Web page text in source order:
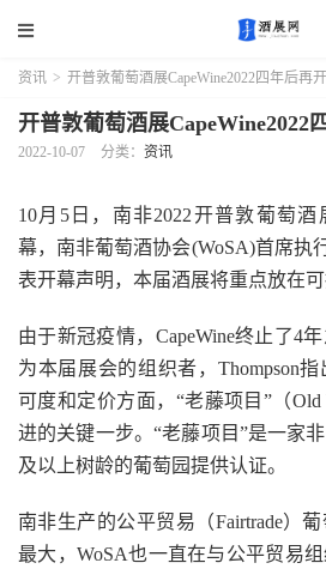
资讯 > 开普敦葡萄酒展CapeWine2022四年后再
开普敦葡萄酒展CapeWine2022
2022-10-07 分类： 资讯
10月5日，南非2022开普敦葡萄酒
幕，南非葡萄酒协会(WoSA)首席执
表开幕声明，本届酒展将重点放在可
由于新冠疫情，CapeWine终止了4
为本届展会的组织者，Thompson
可度和定价方面，“老藤项目”（Old
进的关键一步。“老藤项目”是一家
及以上树龄的葡萄园提供认证。
南非生产的公平贸易（Fairtrade）
最大，WoSA也一直在与公平贸易